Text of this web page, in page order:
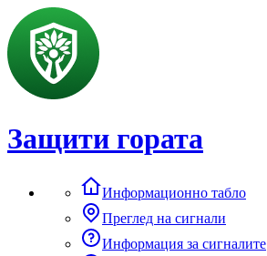
Защити гората
Информационно табло
Преглед на сигнали
Информация за сигналите